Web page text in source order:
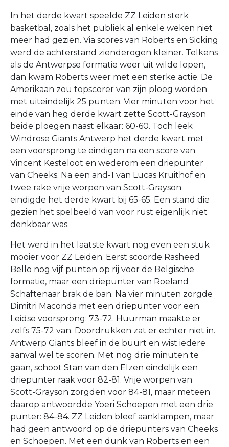
In het derde kwart speelde ZZ Leiden sterk
basketbal, zoals het publiek al enkele weken niet
meer had gezien. Via scores van Roberts en Sicking
werd de achterstand zienderogen kleiner. Telkens
als de Antwerpse formatie weer uit wilde lopen,
dan kwam Roberts weer met een sterke actie. De
Amerikaan zou topscorer van zijn ploeg worden
met uiteindelijk 25 punten. Vier minuten voor het
einde van heg derde kwart zette Scott-Grayson
beide ploegen naast elkaar: 60-60. Toch leek
Windrose Giants Antwerp het derde kwart met
een voorsprong te eindigen na een score van
Vincent Kesteloot en wederom een driepunter
van Cheeks. Na een and-1 van Lucas Kruithof en
twee rake vrije worpen van Scott-Grayson
eindigde het derde kwart bij 65-65. Een stand die
gezien het spelbeeld van voor rust eigenlijk niet
denkbaar was.
Het werd in het laatste kwart nog even een stuk
mooier voor ZZ Leiden. Eerst scoorde Rasheed
Bello nog vijf punten op rij voor de Belgische
formatie, maar een driepunter van Roeland
Schaftenaar brak de ban. Na vier minuten zorgde
Dimitri Maconda met een driepunter voor een
Leidse voorsprong: 73-72. Huurman maakte er
zelfs 75-72 van. Doordrukken zat er echter niet in.
Antwerp Giants bleef in de buurt en wist iedere
aanval wel te scoren. Met nog drie minuten te
gaan, schoot Stan van den Elzen eindelijk een
driepunter raak voor 82-81. Vrije worpen van
Scott-Grayson zorgden voor 84-81, maar meteen
daarop antwoordde Yoeri Schoepen met een drie
punter: 84-84. ZZ Leiden bleef aanklampen, maar
had geen antwoord op de driepunters van Cheeks
en Schoepen. Met een dunk van Roberts en een